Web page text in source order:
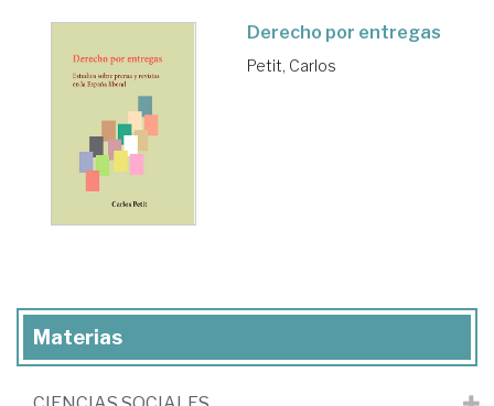
Derecho por entregas
Petit, Carlos
Materias